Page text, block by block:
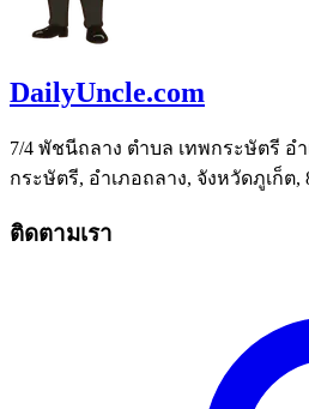
DailyUncle.com
7/4 พัชนีถลาง ตำบล เทพกระษัตรี อ
กระษัตรี, อำเภอถลาง, จังหวัดภูเก็ต,
ติดตามเรา